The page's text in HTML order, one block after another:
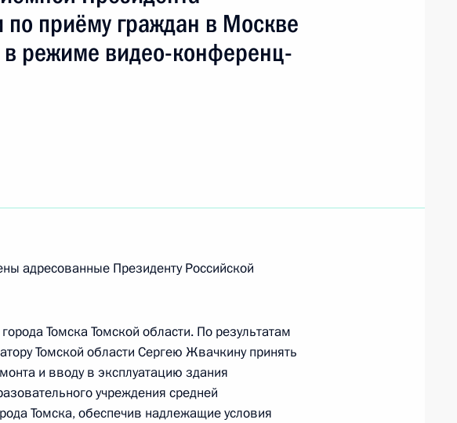
в режиме видео-конференц-связи
Президента Российской
приёма в режиме видео-конференц-связи
Президента Российской
управления Президента Российской
Президента Российской Федерации
2022 года
приёму граждан в Москве
режиме видео-конференц-
адресованные Президенту Российской
Томска Томской области. По результатам
Томской области Сергею Жвачкину принять
и вводу в эксплуатацию здания
учреждения средней
Томска, обеспечив надлежащие условия